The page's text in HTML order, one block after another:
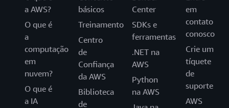
a AWS?
O que é
a
computação
em
nuvem?
O que é
a IA
básicos
Treinamento
Centro
de
Confiança
da AWS
Biblioteca
de
Center
SDKs e
ferramentas
.NET na
AWS
Python
na AWS
em
contato
conosco
Crie um
tíquete
de
suporte
AWS